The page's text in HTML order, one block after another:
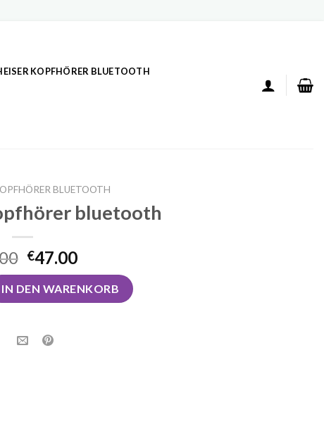
KOPFHÖRER BLUETOOTH
BLUETOOTH
bluetooth
€47.00
bluetooth Menge
IN DEN WARENKORB